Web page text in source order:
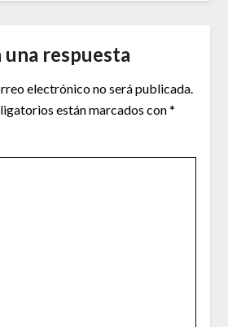
una respuesta
electrónico no será publicada.
están marcados con*